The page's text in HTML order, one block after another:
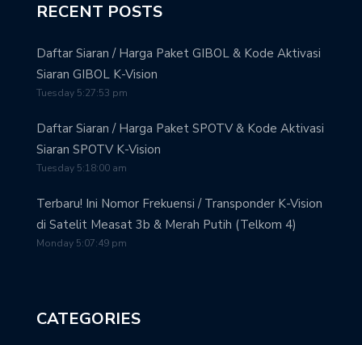
RECENT POSTS
Daftar Siaran / Harga Paket GIBOL & Kode Aktivasi
Siaran GIBOL K-Vision
Tuesday 5:27:53 pm
Daftar Siaran / Harga Paket SPOTV & Kode Aktivasi
Siaran SPOTV K-Vision
Tuesday 5:18:00 am
Terbaru! Ini Nomor Frekuensi / Transponder K-Vision
di Satelit Measat 3b & Merah Putih (Telkom 4)
Monday 5:07:49 pm
CATEGORIES